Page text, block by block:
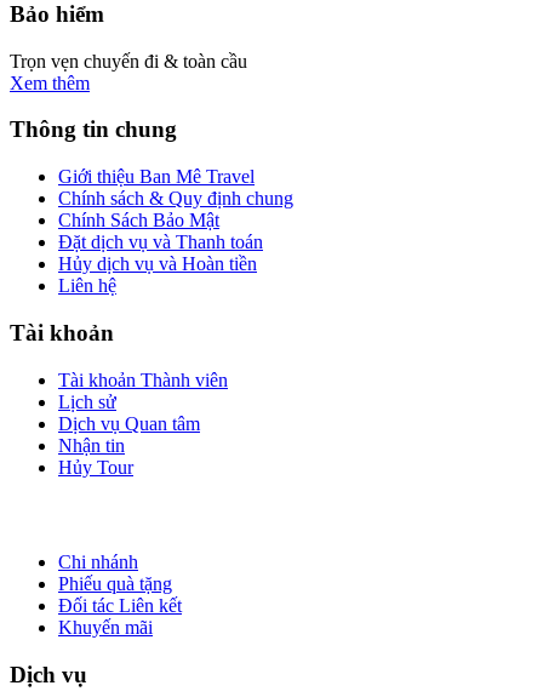
Bảo hiểm
Trọn vẹn chuyến đi & toàn cầu
Xem thêm
Thông tin chung
Giới thiệu Ban Mê Travel
Chính sách & Quy định chung
Chính Sách Bảo Mật
Đặt dịch vụ và Thanh toán
Hủy dịch vụ và Hoàn tiền
Liên hệ
Tài khoản
Tài khoản Thành viên
Lịch sử
Dịch vụ Quan tâm
Nhận tin
Hủy Tour
Chi nhánh
Phiếu quà tặng
Đối tác Liên kết
Khuyến mãi
Dịch vụ